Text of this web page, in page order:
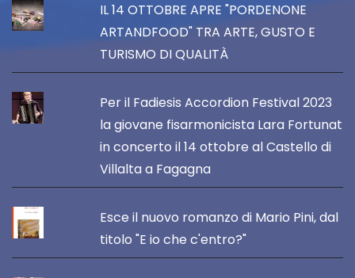
IL 14 OTTOBRE APRE "PORDENONE
ARTANDFOOD" TRA ARTE, GUSTO E
TURISMO DI QUALITÀ
Per il Fadiesis Accordion Festival 2023
la giovane fisarmonicista Lara Fortunat
in concerto il 14 ottobre al Castello di
Villalta a Fagagna
Esce il nuovo romanzo di Mario Pini, dal
titolo "E io che c'entro?"